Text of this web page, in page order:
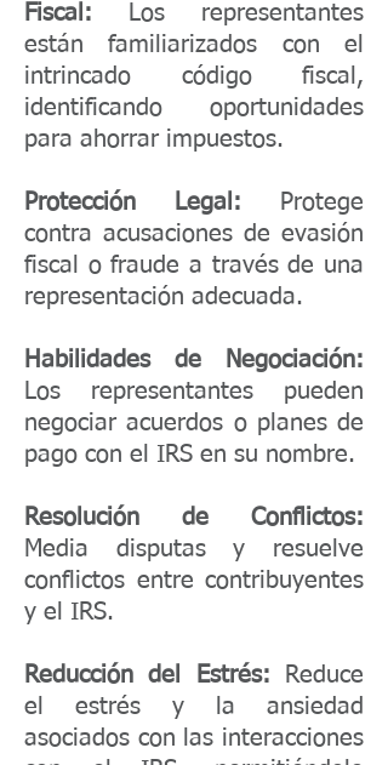
Fiscal: Los representantes
están familiarizados con el
intrincado código fiscal,
identificando oportunidades
para ahorrar impuestos.
Protección Legal: Protege
contra acusaciones de evasión
fiscal o fraude a través de una
representación adecuada.
Habilidades de Negociación:
Los representantes pueden
negociar acuerdos o planes de
pago con el IRS en su nombre.
Resolución de Conflictos:
Media disputas y resuelve
conflictos entre contribuyentes
y el IRS.
Reducción del Estrés: Reduce
el estrés y la ansiedad
asociados con las interacciones